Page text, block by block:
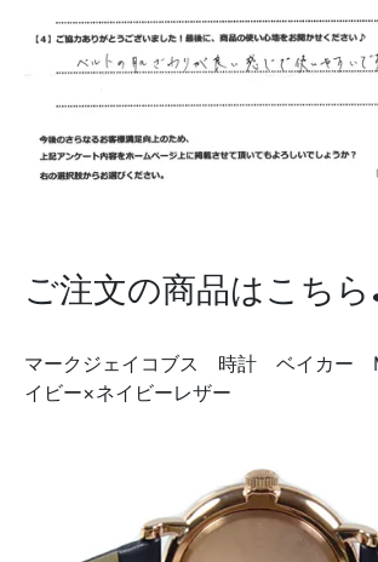
ご注文の商品はこち
マークジェイコブス 時計 ベイカー
イビー×ネイビーレザー